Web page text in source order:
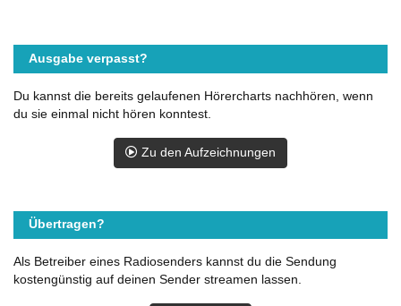
Ausgabe verpasst?
Du kannst die bereits gelaufenen Hörercharts nachhören, wenn
du sie einmal nicht hören konntest.
Zu den Aufzeichnungen
Übertragen?
Als Betreiber eines Radiosenders kannst du die Sendung
kostengünstig auf deinen Sender streamen lassen.